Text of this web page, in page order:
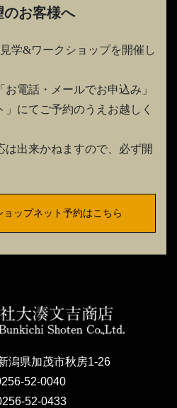
のお客様へ
学&ワークショップを開催し
電話・メールでお申込み」
」にてご予約のうえお越しく
出来かねますので、必ず開
ップネット予約はこちら
潟県加茂市秋房1-26
52-0040
52-0433